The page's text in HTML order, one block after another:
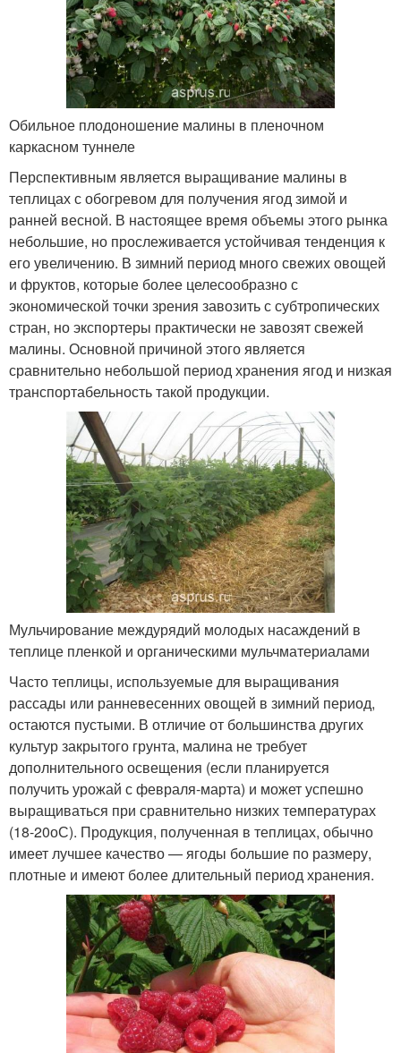
Обильное плодоношение малины в пленочном
каркасном туннеле
Перспективным является выращивание малины в
теплицах с обогревом для получения ягод зимой и
ранней весной. В настоящее время объемы этого рынка
небольшие, но прослеживается устойчивая тенденция к
его увеличению. В зимний период много свежих овощей
и фруктов, которые более целесообразно с
экономической точки зрения завозить с субтропических
стран, но экспортеры практически не завозят свежей
малины. Основной причиной этого является
сравнительно небольшой период хранения ягод и низкая
транспортабельность такой продукции.
Мульчирование междурядий молодых насаждений в
теплице пленкой и органическими мульчматериалами
Часто теплицы, используемые для выращивания
рассады или ранневесенних овощей в зимний период,
остаются пустыми. В отличие от большинства других
культур закрытого грунта, малина не требует
дополнительного освещения (если планируется
получить урожай с февраля-марта) и может успешно
выращиваться при сравнительно низких температурах
(18-20оС). Продукция, полученная в теплицах, обычно
имеет лучшее качество — ягоды большие по размеру,
плотные и имеют более длительный период хранения.